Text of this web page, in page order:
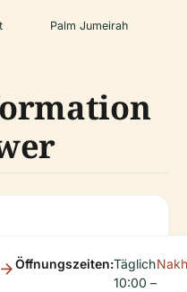
Palm Jumeirah
Öffnungszeiten:Täglich
10:00 –